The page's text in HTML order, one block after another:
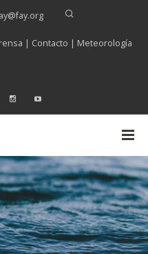
@fay.org
| Contacto | Meteorología